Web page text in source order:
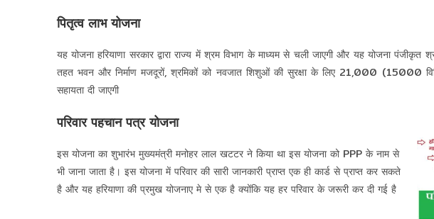
पितृत्व लाभ योजना
यह योजना हरियाणा सरकार द्वारा राज्य में श्रम विभाग के माध्यम से चली जाएगी और यह योजना
तहत भवन और निर्माण मजदूरों, श्रमिकों को नवजात शिशुओं की सुरक्षा के लिए 21,000 (15000
सहायता दी जाएगी
परिवार पहचान पत्र योजना
इस योजना का शुभारंभ मुख्यमंत्री मनोहर लाल खटटर ने किया था इस योजना को PPP के नाम से
भी जाना जाता है। इस योजना में परिवार की सारी जानकारी प्राप्त एक ही कार्ड से प्राप्त कर सकते
है और यह हरियाणा की प्रमुख योजनाए मे से एक है क्योंकि यह हर परिवार के जरूरी कर दी गई है